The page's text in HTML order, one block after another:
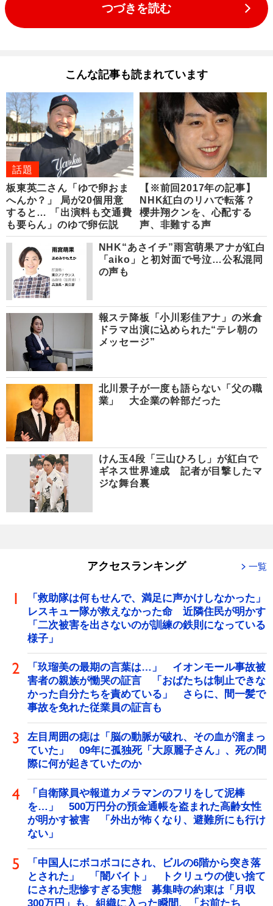
つづきを読む
こんな記事も読まれています
話題
板東英二さん「ゆで卵おま
へんか？」 局が20個用意
すると… 「出演料も交通費
も要らん」のゆで卵伝説
【※前回2017年の記事】
NHK紅白のリハで転落？
櫻井翔クンを、心配する
声、非難する声
NHK“あさイチ”雨宮萌果アナが紅白
「aiko」と初対面で号泣…公私混同
の声も
報ステ降板「小川彩佳アナ」の米倉
ドラマ出演に込められた“テレ朝の
メッセージ”
北川景子が一度も語らない「父の職
業」 大企業の幹部だった
けん玉4段「三山ひろし」が紅白で
ギネス世界達成 記者が目撃したマ
ジな舞台裏
アクセスランキング 一覧
「救助隊は何もせんで、満足に声かけしなかった」
レスキュー隊が救えなかった命 近隣住民が明かす
「二次被害を出さないのが訓練の鉄則になっている
様子」
「玖瑠美の最期の言葉は…」 イオンモール事故被
害者の親族が慟哭の証言 「おばたちは制止できな
かった自分たちを責めている」 さらに、間一髪で
事故を免れた従業員の証言も
左目周囲の痣は「脳の動脈が破れ、その血が溜まっ
ていた」 09年に孤独死「大原麗子さん」、死の間
際に何が起きていたのか
「自衛隊員や報道カメラマンのフリをして泥棒
を…」 500万円分の預金通帳を盗まれた高齢女性
が明かす被害 「外出が怖くなり、避難所にも行け
ない」
「中国人にボコボコにされ、ビルの6階から突き落
とされた」 「闇バイト」 トクリュウの使い捨て
にされた悲惨すぎる実態 募集時の約束は「月収
300万円」も、組織に入った瞬間、「お前たち